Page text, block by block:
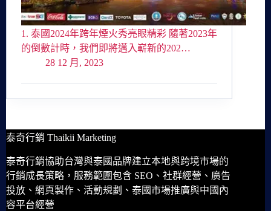
1. 泰國2024年跨年煙火秀亮眼精彩 隨著2023年
的倒數計時，我們即將邁入嶄新的202…
28 12 月, 2023
泰奇行銷 Thaikii Marketing
泰奇行銷協助台灣與泰國品牌建立本地與跨境市場的
行銷成長策略，服務範圍包含 SEO、社群經營、廣告
投放、網頁製作、活動規劃、泰國市場推廣與中國內
容平台經營